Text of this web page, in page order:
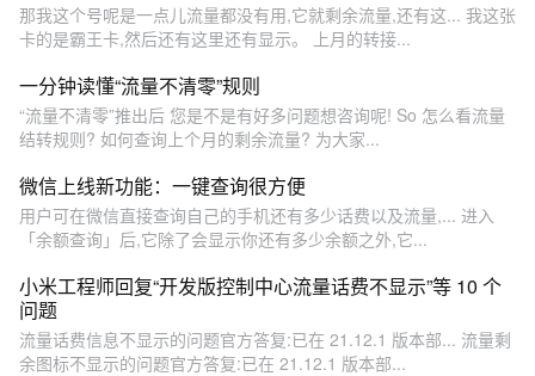
那我这个号呢是一点儿流量都没有用,它就剩余流量,还有这... 我这张
卡的是霸王卡,然后还有这里还有显示。 上月的转接...
一分钟读懂“流量不清零”规则
“流量不清零”推出后 您是不是有好多问题想咨询呢! So 怎么看流量
结转规则? 如何查询上个月的剩余流量? 为大家...
微信上线新功能：一键查询很方便
用户可在微信直接查询自己的手机还有多少话费以及流量,... 进入
「余额查询」后,它除了会显示你还有多少余额之外,它...
小米工程师回复“开发版控制中心流量话费不显示”等 10 个
问题
流量话费信息不显示的问题官方答复:已在 21.12.1 版本部... 流量剩
余图标不显示的问题官方答复:已在 21.12.1 版本部...